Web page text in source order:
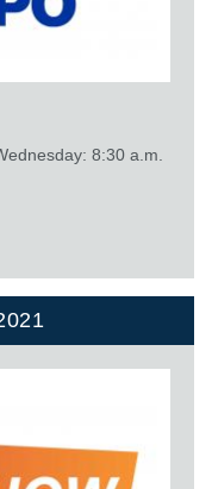
8:30 a.m.